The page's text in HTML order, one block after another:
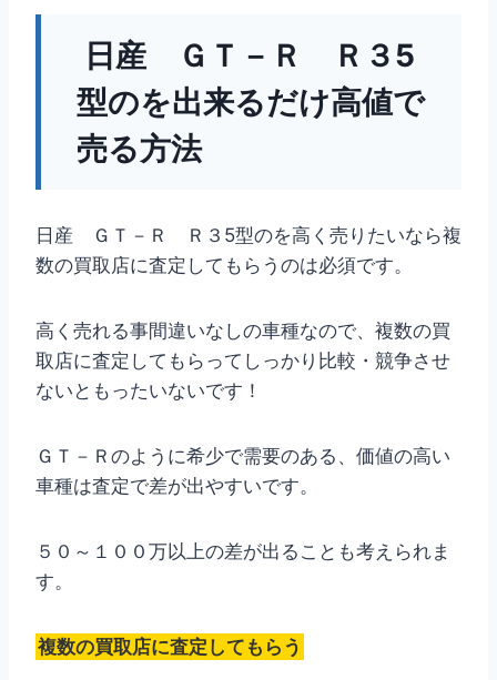
日産 ＧＴ－Ｒ Ｒ３5
型のを出来るだけ高値で
売る方法
日産 ＧＴ－Ｒ Ｒ３5型のを高く売りたいなら複
数の買取店に査定してもらうのは必須です。
高く売れる事間違いなしの車種なので、複数の買
取店に査定してもらってしっかり比較・競争させ
ないともったいないです！
ＧＴ－Ｒのように希少で需要のある、価値の高い
車種は査定で差が出やすいです。
５０～１００万以上の差が出ることも考えられま
す。
複数の買取店に査定してもらう